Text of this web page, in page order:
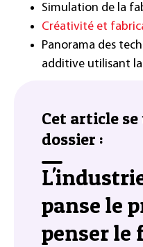
Simulation de la
Créativité et
Panorama des
additive utilisant
Cet article
dossier :
panse le
penser le